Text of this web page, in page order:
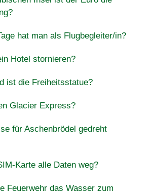
hat man als Flugbegleiter/in?
Hotel stornieren?
ist die Freiheitsstatue?
Glacier Express?
für Aschenbrödel gedreht
Karte alle Daten weg?
Feuerwehr das Wasser zum